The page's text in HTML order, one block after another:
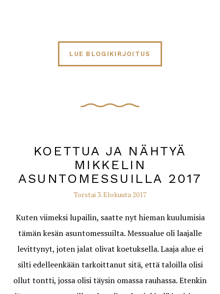
LUE BLOGIKIRJOITUS
KOETTUA JA NÄHTYÄ
MIKKELIN
ASUNTOMESSUILLA 2017
Torstai 3. Elokuuta 2017
Kuten viimeksi lupailin, saatte nyt hieman kuulumisia
tämän kesän asuntomessuilta. Messualue oli laajalle
levittynyt, joten jalat olivat koetuksella. Laaja alue ei
silti edelleenkään tarkoittanut sitä, että taloilla olisi
ollut tontti, jossa olisi täysin omassa rauhassa. Etenkin